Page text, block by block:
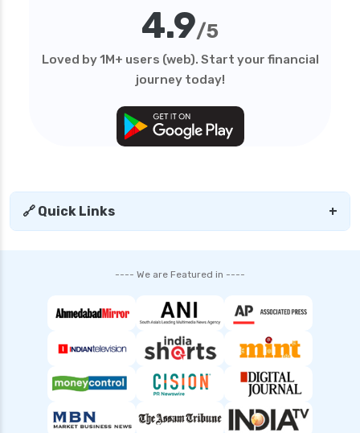
4.9/5
Loved by 1M+ users (web). Start your financial
journey today!
🔗 Quick Links +
---- We are Featured in ----